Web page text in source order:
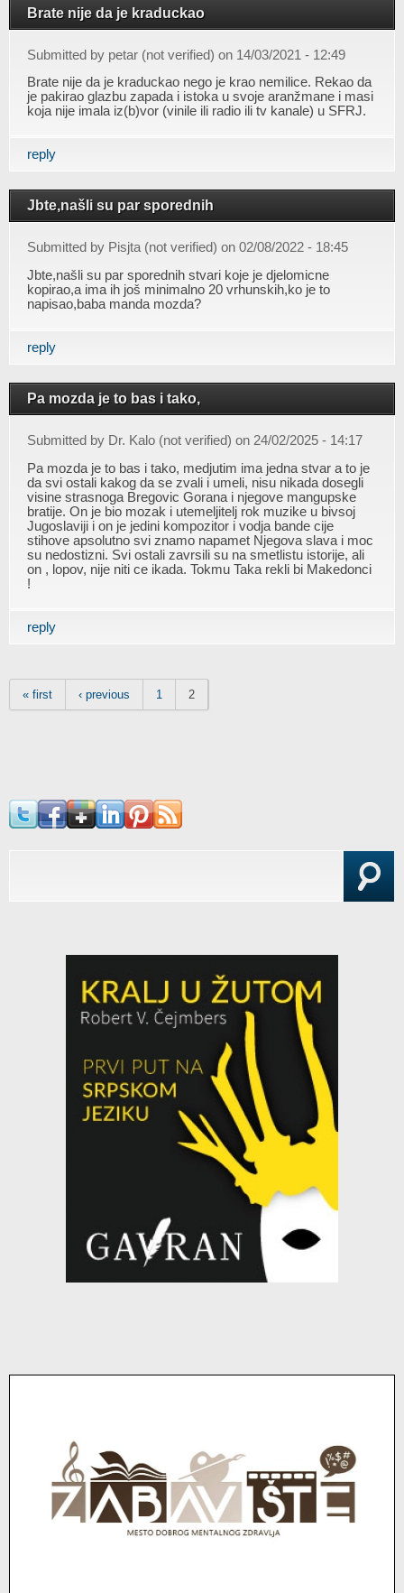
Brate nije da je kraduckao
Submitted by petar (not verified) on 14/03/2021 - 12:49
Brate nije da je kraduckao nego je krao nemilice. Rekao da
je pakirao glazbu zapada i istoka u svoje aranžmane i masi
koja nije imala iz(b)vor (vinile ili radio ili tv kanale) u SFRJ.
reply
Jbte,našli su par sporednih
Submitted by Pisjta (not verified) on 02/08/2022 - 18:45
Jbte,našli su par sporednih stvari koje je djelomicne
kopirao,a ima ih još minimalno 20 vrhunskih,ko je to
napisao,baba manda mozda?
reply
Pa mozda je to bas i tako,
Submitted by Dr. Kalo (not verified) on 24/02/2025 - 14:17
Pa mozda je to bas i tako, medjutim ima jedna stvar a to je
da svi ostali kakog da se zvali i umeli, nisu nikada dosegli
visine strasnoga Bregovic Gorana i njegove mangupske
bratije. On je bio mozak i utemeljitelj rok muzike u bivsoj
Jugoslaviji i on je jedini kompozitor i vodja bande cije
stihove apsolutno svi znamo napamet Njegova slava i moc
su nedostizni. Svi ostali zavrsili su na smetlistu istorije, ali
on , lopov, nije niti ce ikada. Tokmu Taka rekli bi Makedonci
!
reply
Pages
« first ‹ previous 1 2